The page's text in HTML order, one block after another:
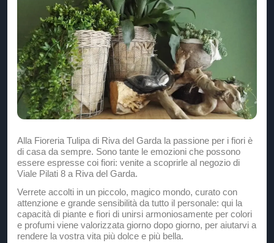
Alla Fioreria Tulipa di Riva del Garda la passione per i fiori è
di casa da sempre. Sono tante le emozioni che possono
essere espresse coi fiori: venite a scoprirle al negozio di
Viale Pilati 8 a Riva del Garda.
Verrete accolti in un piccolo, magico mondo, curato con
attenzione e grande sensibilità da tutto il personale: qui la
capacità di piante e fiori di unirsi armoniosamente per colori
e profumi viene valorizzata giorno dopo giorno, per aiutarvi a
rendere la vostra vita più dolce e più bella.